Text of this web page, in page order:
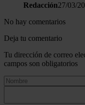
Redacción27/03/
No hay comentarios
Deja tu comentario
Tu dirección de correo
campos son obligatorios